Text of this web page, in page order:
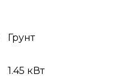
Грунт
1.45 кВт